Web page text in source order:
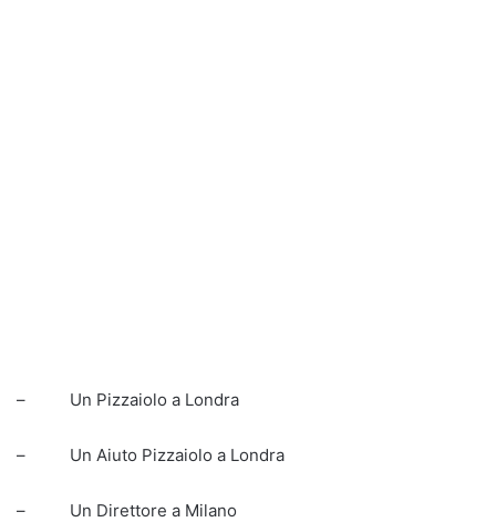
– Un Pizzaiolo a Londra
– Un Aiuto Pizzaiolo a Londra
– Un Direttore a Milano